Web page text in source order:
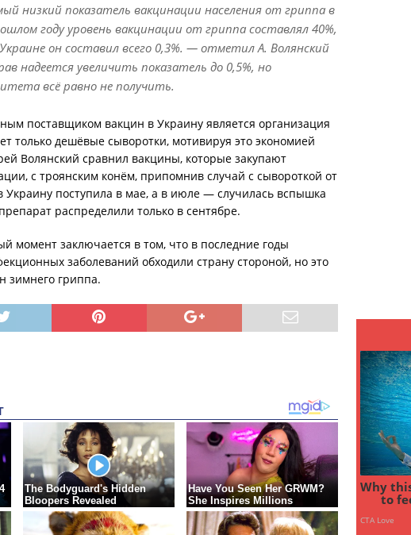
низкий показатель вакцинации населения от гриппа в
году уровень вакцинации от гриппа составлял 40%,
он составил всего 0,3%. — отметил А. Волянский
надеется увеличить показатель до 0,5%, но
всё равно не получить.
поставщиком вакцин в Украину является организация
только дешёвые сыворотки, мотивируя это экономией
Волянский сравнил вакцины, которые закупают
с троянским конём, припомнив случай с сывороткой от
Украину поступила в мае, а в июле — случилась вспышка
распределили только в сентябре.
момент заключается в том, что в последние годы
заболеваний обходили страну стороной, но это
зимнего гриппа.